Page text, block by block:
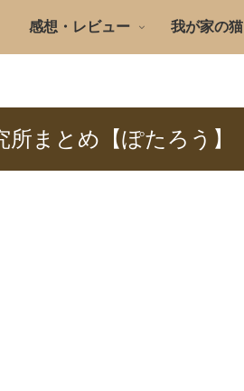
感想・レビュー 我が家の猫
まとめ【ぽたろう】